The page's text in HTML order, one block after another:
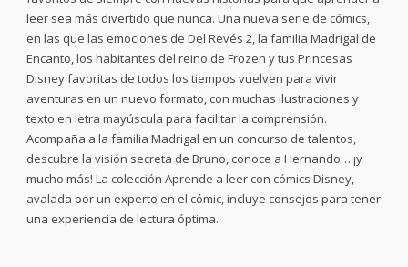
leer sea más divertido que nunca. Una nueva serie de cómics,
en las que las emociones de Del Revés 2, la familia Madrigal de
Encanto, los habitantes del reino de Frozen y tus Princesas
Disney favoritas de todos los tiempos vuelven para vivir
aventuras en un nuevo formato, con muchas ilustraciones y
texto en letra mayúscula para facilitar la comprensión.
Acompaña a la familia Madrigal en un concurso de talentos,
descubre la visión secreta de Bruno, conoce a Hernando… ¡y
mucho más! La colección Aprende a leer con cómics Disney,
avalada por un experto en el cómic, incluye consejos para tener
una experiencia de lectura óptima.